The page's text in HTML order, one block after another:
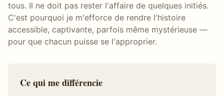
tous. Il ne doit pas rester l'affaire de quelques initiés.
C'est pourquoi je m'efforce de rendre l'histoire
accessible, captivante, parfois même mystérieuse —
pour que chacun puisse se l'approprier.
Ce qui me différencie